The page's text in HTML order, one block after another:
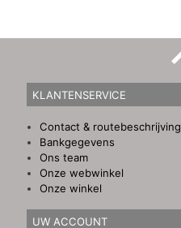
KLANTENSERVICE
Contact & routebeschrijving
Bankgegevens
Ons team
Onze webwinkel
Onze winkel
UW ACCOUNT